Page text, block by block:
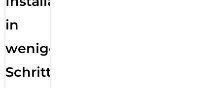
in
wenigen
Schritten